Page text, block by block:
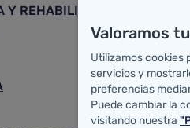
REHABILITACIÓN
Valoramos
Utilizamos cookies
servicios y
preferencias
Puede cambiar la
visitando nuestra